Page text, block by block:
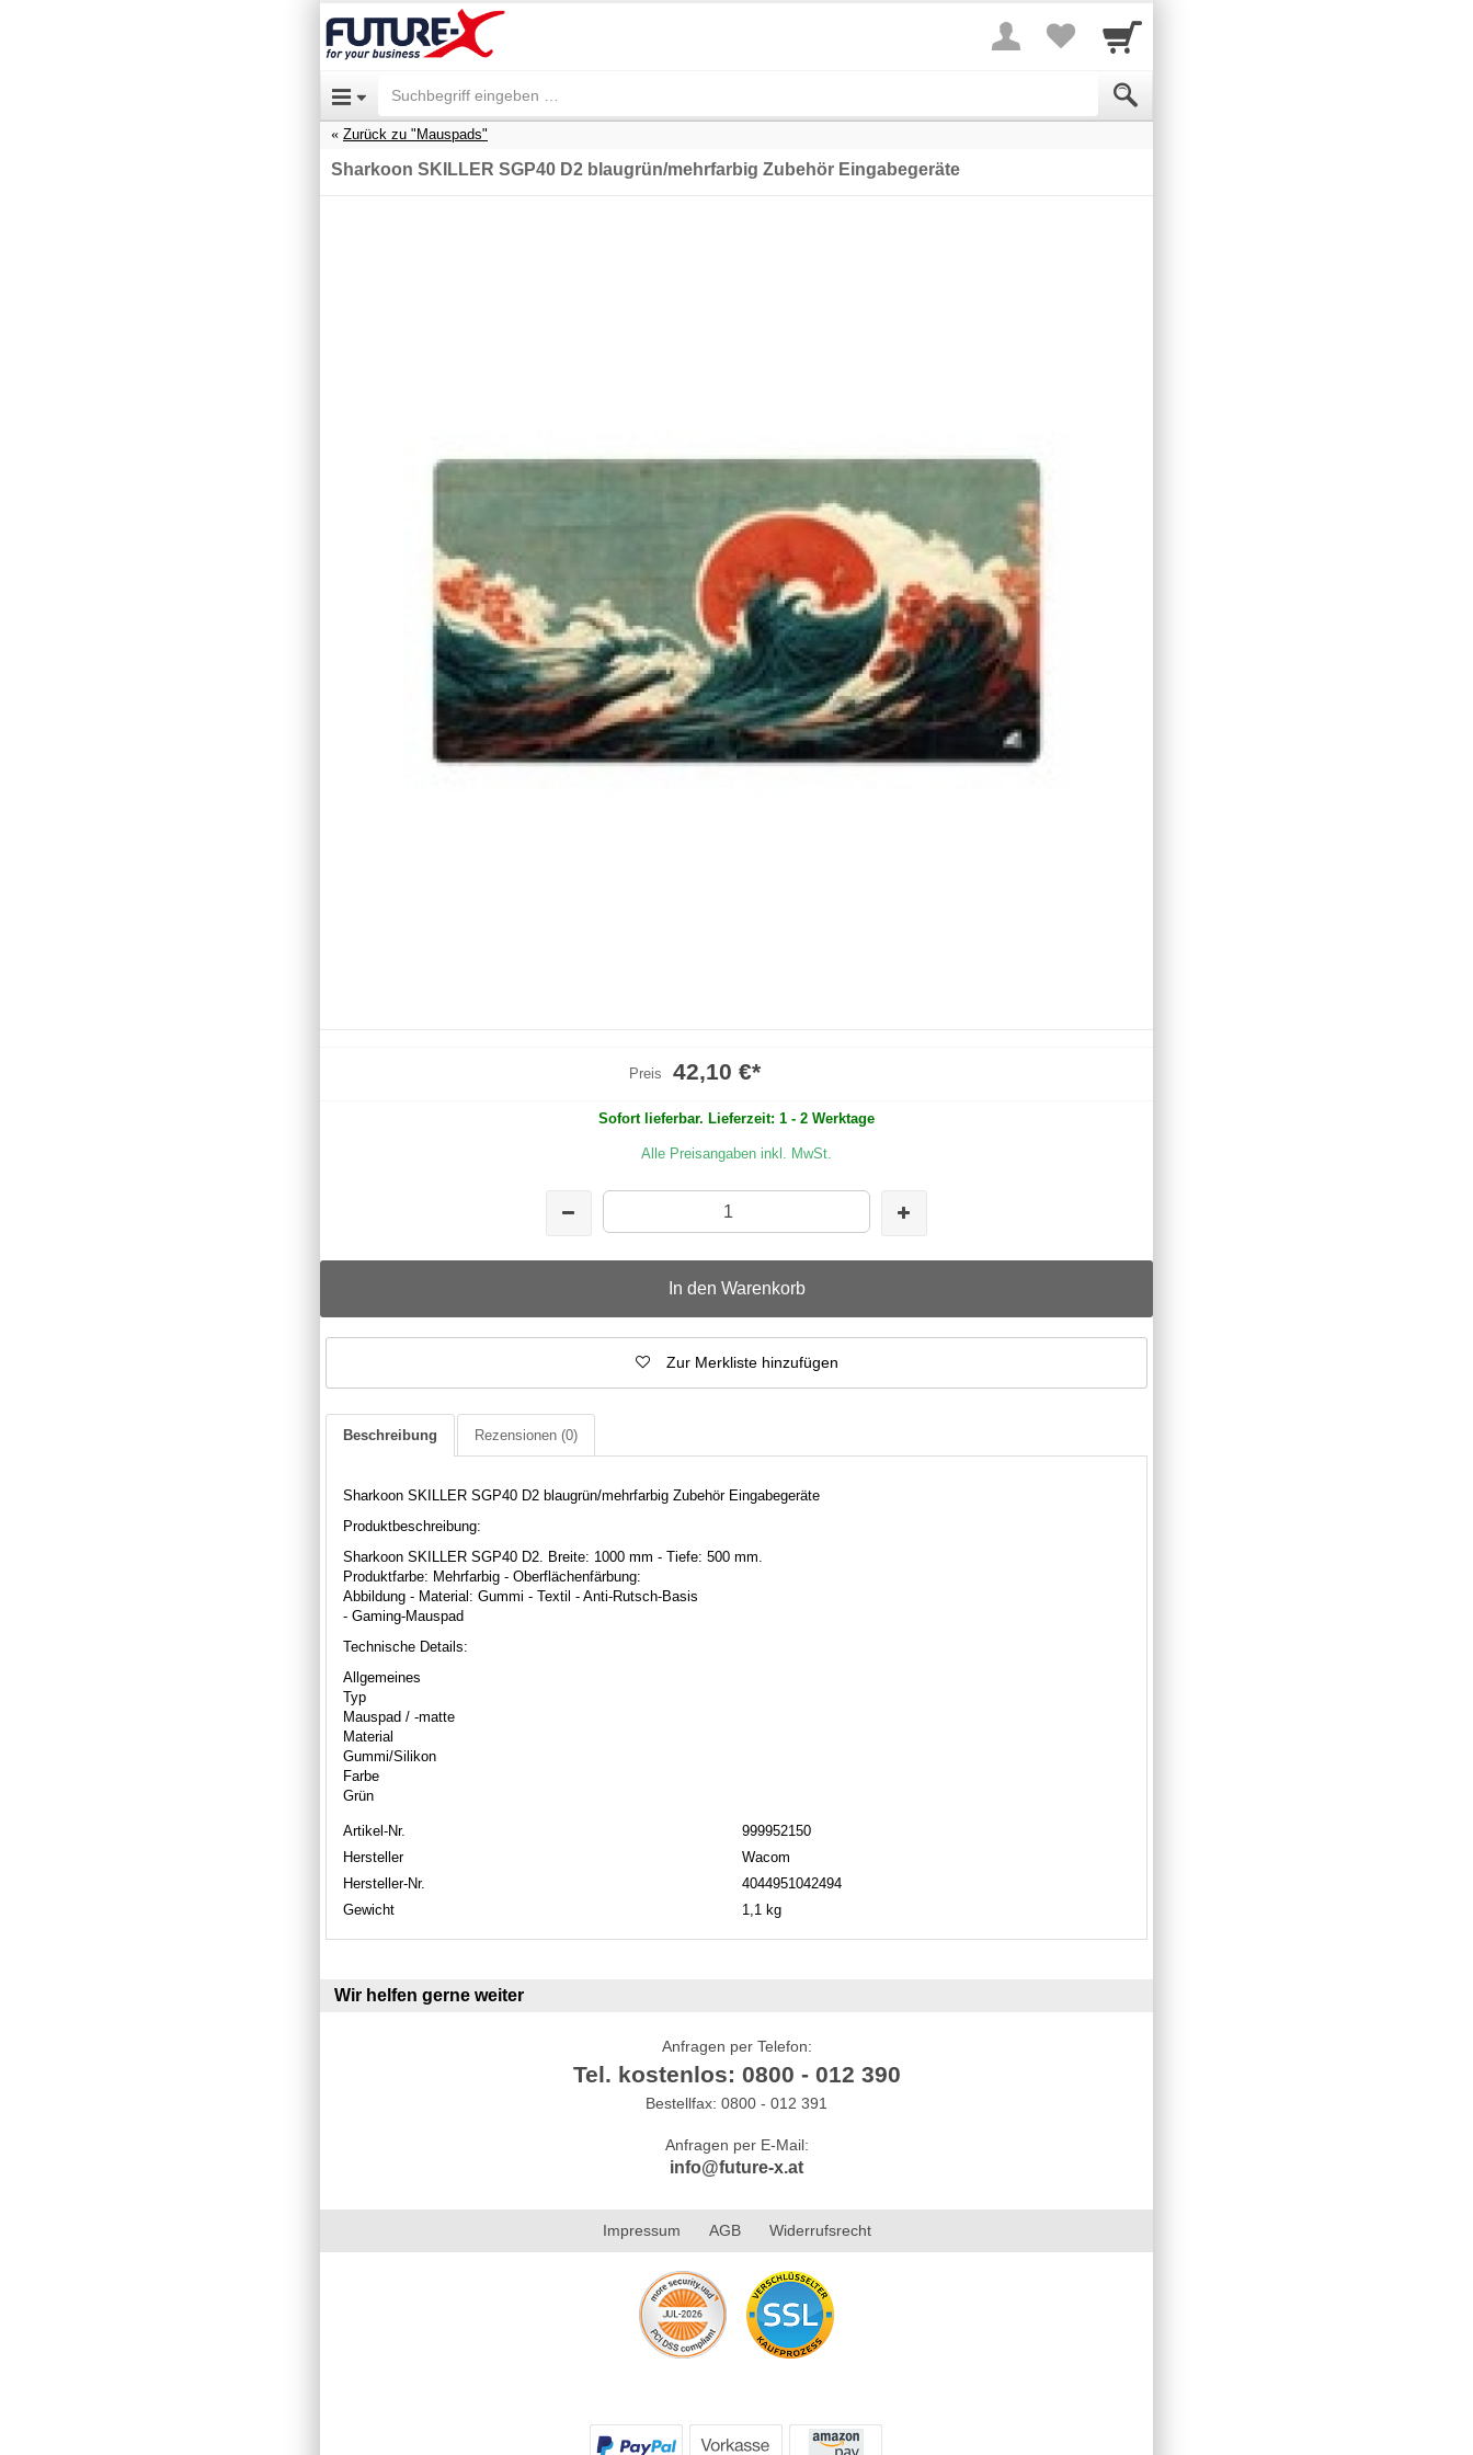
Zurück zu "Mauspads"
Sharkoon SKILLER SGP40 D2 blaugrün/mehrfarbig Zubehör Eingabegeräte
Preis 42,10 €*
Sofort lieferbar. Lieferzeit: 1 - 2 Werktage
Alle Preisangaben inkl. MwSt.
In den Warenkorb
Zur Merkliste hinzufügen
Beschreibung Rezensionen (0)
Sharkoon SKILLER SGP40 D2 blaugrün/mehrfarbig Zubehör Eingabegeräte
Produktbeschreibung:
Sharkoon SKILLER SGP40 D2. Breite: 1000 mm - Tiefe: 500 mm.
Produktfarbe: Mehrfarbig - Oberflächenfärbung:
Abbildung - Material: Gummi - Textil - Anti-Rutsch-Basis
- Gaming-Mauspad
Technische Details:
Allgemeines
Typ
Mauspad / -matte
Material
Gummi/Silikon
Farbe
Grün
Artikel-Nr.
999952150
Hersteller
Wacom
Hersteller-Nr.
4044951042494
Gewicht
1,1 kg
Wir helfen gerne weiter
Anfragen per Telefon:
Tel. kostenlos: 0800 - 012 390
Bestellfax: 0800 - 012 391
Anfragen per E-Mail:
info@future-x.at
Impressum AGB Widerrufsrecht